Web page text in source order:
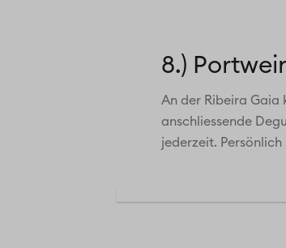
8.)
An der Ribeira Gaia
anschliessende
jederzeit.